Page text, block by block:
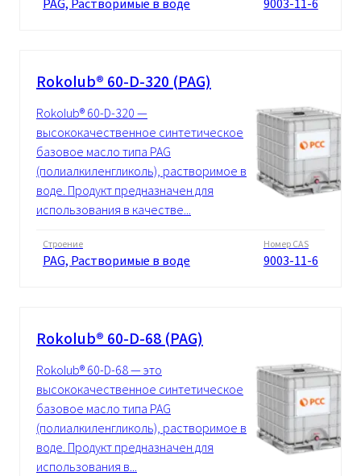
PAG, Растворимые в воде 9003-11-6
Rokolub® 60-D-320 (PAG)
Rokolub® 60-D-320 —
высококачественное синтетическое
базовое масло типа PAG
(полиалкиленгликоль), растворимое в
воде. Продукт предназначен для
использования в качестве...
Строение
PAG, Растворимые в воде
Номер CAS
9003-11-6
Rokolub® 60-D-68 (PAG)
Rokolub® 60-D-68 — это
высококачественное синтетическое
базовое масло типа PAG
(полиалкиленгликоль), растворимое в
воде. Продукт предназначен для
использования в...